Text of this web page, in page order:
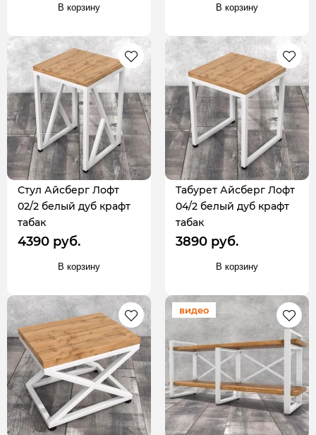
В корзину В корзину
Стул Айсберг Лофт
02/2 белый дуб крафт
табак
4390 руб.
В корзину
Табурет Айсберг Лофт
04/2 белый дуб крафт
табак
3890 руб.
В корзину
видео